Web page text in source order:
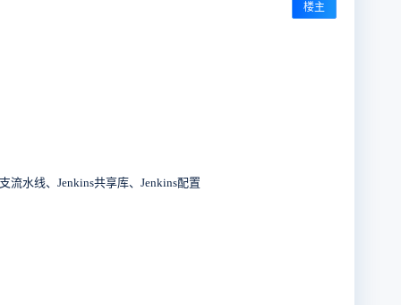
楼主
流水线、Jenkins共享库、Jenkins配置